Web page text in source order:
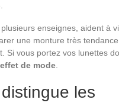
enseignes, aident à
une monture très
Si vous portez vos lunettes
de mode
les